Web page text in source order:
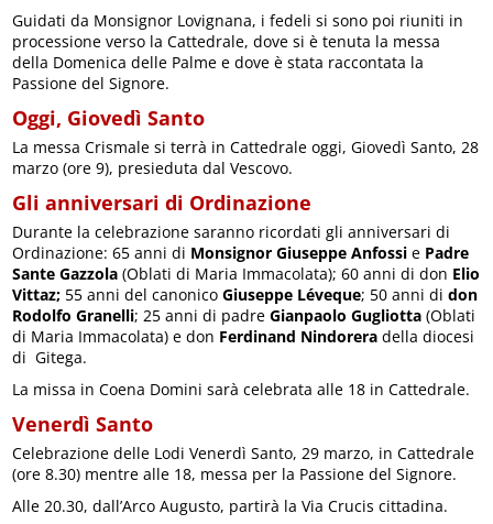
Guidati da Monsignor Lovignana, i fedeli si sono poi riuniti in
processione verso la Cattedrale, dove si è tenuta la messa
della Domenica delle Palme e dove è stata raccontata la
Passione del Signore.
Oggi, Giovedì Santo
La messa Crismale si terrà in Cattedrale oggi, Giovedì Santo, 28
marzo (ore 9), presieduta dal Vescovo.
Gli anniversari di Ordinazione
Durante la celebrazione saranno ricordati gli anniversari di
Ordinazione: 65 anni di Monsignor Giuseppe Anfossi e Padre
Sante Gazzola (Oblati di Maria Immacolata); 60 anni di don Elio
Vittaz; 55 anni del canonico Giuseppe Léveque; 50 anni didon
Rodolfo Granelli; 25 anni di padre Gianpaolo Gugliotta (Oblati
di Maria Immacolata) e don Ferdinand Nindorera della diocesi
di Gitega.
La missa in Coena Domini sarà celebrata alle 18 in Cattedrale.
Venerdì Santo
Celebrazione delle Lodi Venerdì Santo, 29 marzo, in Cattedrale
(ore 8.30) mentre alle 18, messa per la Passione del Signore.
Alle 20.30, dall’Arco Augusto, partirà la Via Crucis cittadina.